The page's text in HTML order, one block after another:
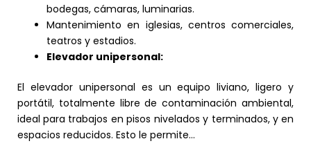
bodegas, cámaras, luminarias.
Mantenimiento en iglesias, centros comerciales,
teatros y estadios.
Elevador unipersonal:
El elevador unipersonal es un equipo liviano, ligero y
portátil, totalmente libre de contaminación ambiental,
ideal para trabajos en pisos nivelados y terminados, y en
espacios reducidos. Esto le permite…